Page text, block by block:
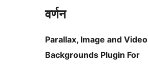
वर्णन
Parallax, Image and Video
Backgrounds Plugin For